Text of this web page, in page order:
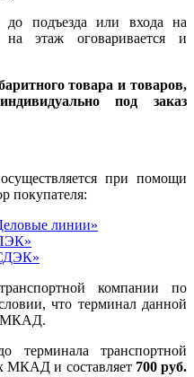
до подъезда или входа на
на этаж оговаривается и
товара и товаров,
под заказ
осуществляется при помощи
покупателя:
линии»
компании по
что терминал данной
МКАД.
терминала транспортной
МКАД и составляет 700 руб.